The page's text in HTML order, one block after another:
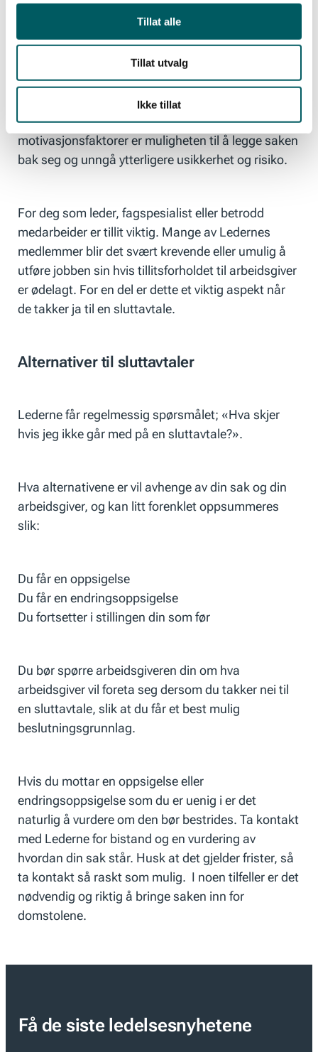
Tillat alle
Tillat utvalg
Ikke tillat
potensielle problemer.
For mange arbeidstakere er nettopp
kompensasjonen de får en viktig motivasjon for å
samtykke til en sluttavtale. Andre typiske
motivasjonsfaktorer er muligheten til å legge saken
bak seg og unngå ytterligere usikkerhet og risiko.
For deg som leder, fagspesialist eller betrodd
medarbeider er tillit viktig. Mange av Ledernes
medlemmer blir det svært krevende eller umulig å
utføre jobben sin hvis tillitsforholdet til arbeidsgiver
er ødelagt. For en del er dette et viktig aspekt når
de takker ja til en sluttavtale.
Alternativer til sluttavtaler
Lederne får regelmessig spørsmålet; «Hva skjer
hvis jeg ikke går med på en sluttavtale?».
Hva alternativene er vil avhenge av din sak og din
arbeidsgiver, og kan litt forenklet oppsummeres
slik:
Du får en oppsigelse
Du får en endringsoppsigelse
Du fortsetter i stillingen din som før
Du bør spørre arbeidsgiveren din om hva
arbeidsgiver vil foreta seg dersom du takker nei til
en sluttavtale, slik at du får et best mulig
beslutningsgrunnlag.
Hvis du mottar en oppsigelse eller
endringsoppsigelse som du er uenig i er det
naturlig å vurdere om den bør bestrides. Ta kontakt
med Lederne for bistand og en vurdering av
hvordan din sak står. Husk at det gjelder frister, så
ta kontakt så raskt som mulig. I noen tilfeller er det
nødvendig og riktig å bringe saken inn for
domstolene.
Få de siste ledelsesnyhetene